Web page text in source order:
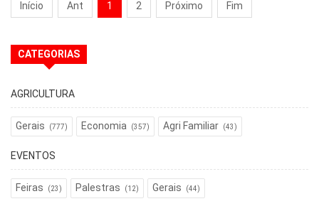
Início Ant 1 2 Próximo Fim
CATEGORIAS
AGRICULTURA
Gerais (777) Economia (357) Agri Familiar (43)
EVENTOS
Feiras (23) Palestras (12) Gerais (44)